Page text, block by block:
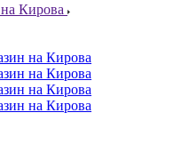
Кирова
на Кирова
на Кирова
на Кирова
на Кирова